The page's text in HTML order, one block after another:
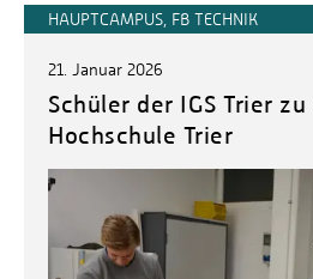
HAUPTCAMPUS, FB TECHNIK
21. Januar 2026
Schüler der IGS Trier
Hochschule Trier